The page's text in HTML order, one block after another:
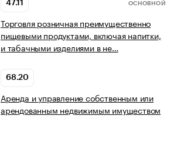
47.11 ОСНОВНОЙ
Торговля розничная преимущественно
пищевыми продуктами, включая напитки,
и табачными изделиями в не…
68.20
Аренда и управление собственным или
арендованным недвижимым имуществом